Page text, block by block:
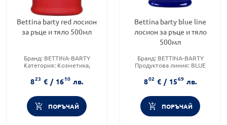
Bettina barty red лосион
за ръце и тяло 500мл
Бранд: BETTINA-BARTY
Категория: Козметика,
Тип козметика:Масова
козметика
823 € / 1610 лв.
ПОРЪЧАЙ
Bettina barty blue line
лосион за ръце и тяло
500мл
Бранд: BETTINA-BARTY
Продуктова линия: BLUE
802 € / 1569 лв.
ПОРЪЧАЙ